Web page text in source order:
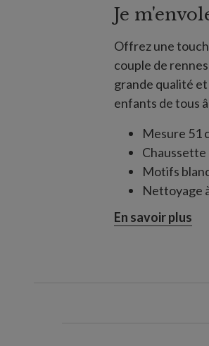
Je
Offrez une
couple de
grande qualité
enfants de tous
Mesure 51
Chaussette
Motifs
Nettoyage
En savoir plus